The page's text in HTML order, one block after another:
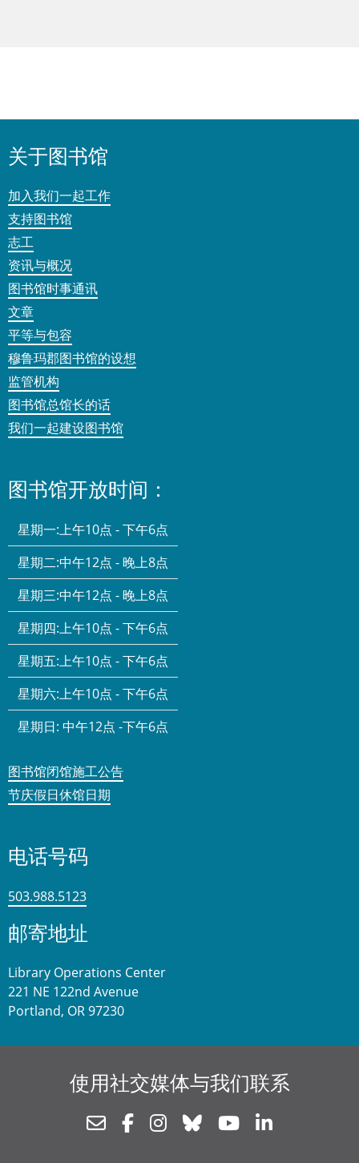
关于图书馆
加入我们一起工作
支持图书馆
志工
资讯与概况
图书馆时事通讯
文章
平等与包容
穆鲁玛郡图书馆的设想
监管机构
图书馆总馆长的话
我们一起建设图书馆
图书馆开放时间：
星期一:上午10点 - 下午6点
星期二:中午12点 - 晚上8点
星期三:中午12点 - 晚上8点
星期四:上午10点 - 下午6点
星期五:上午10点 - 下午6点
星期六:上午10点 - 下午6点
星期日: 中午12点 -下午6点
图书馆闭馆施工公告
节庆假日休馆日期
电话号码
503.988.5123
邮寄地址
Library Operations Center
221 NE 122nd Avenue
Portland, OR 97230
使用社交媒体与我们联系
NewsletterFacebookInstagram
Bluesky Youtube